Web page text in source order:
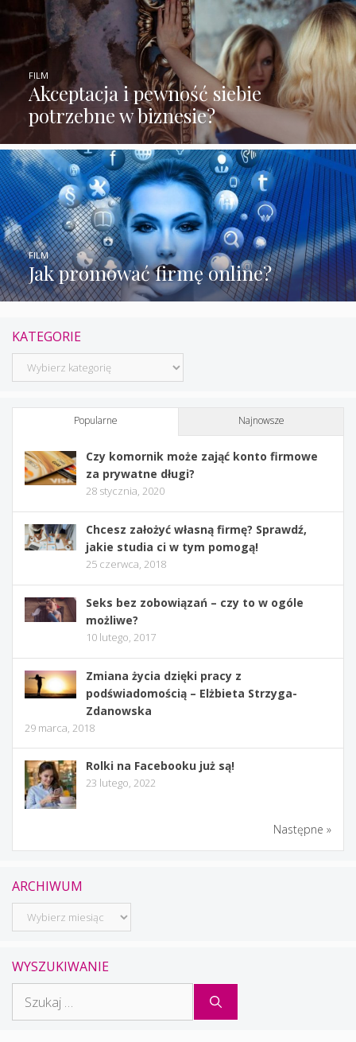
Akceptacja i pewność siebie
potrzebne w biznesie?
FILM
Jak promować firmę online?
FILM
KATEGORIE
Kategorie
Popularne Najnowsze
Czy komornik może zająć konto firmowe
za prywatne długi?
28 stycznia, 2020
Chcesz założyć własną firmę? Sprawdź,
jakie studia ci w tym pomogą!
25 czerwca, 2018
Seks bez zobowiązań – czy to w ogóle
możliwe?
10 lutego, 2017
Zmiana życia dzięki pracy z
podświadomością – Elżbieta Strzyga-
Zdanowska
29 marca, 2018
Rolki na Facebooku już są!
23 lutego, 2022
Następne »
ARCHIWUM
Archiwum
WYSZUKIWANIE